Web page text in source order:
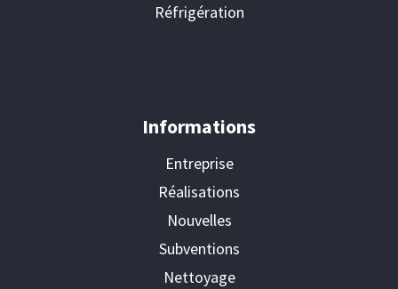
Réfrigération
Informations
Entreprise
Réalisations
Nouvelles
Subventions
Nettoyage